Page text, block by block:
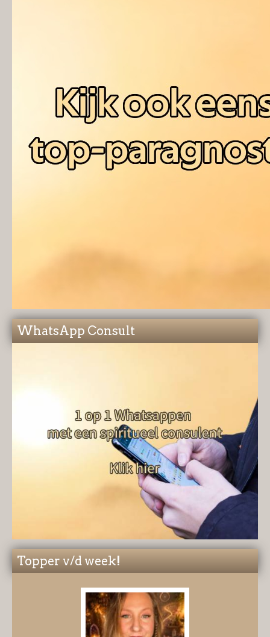
WhatsApp Consult
Topper v/d week!